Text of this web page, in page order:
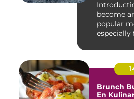
Introduction:
become
popular
especially
Brunch
En